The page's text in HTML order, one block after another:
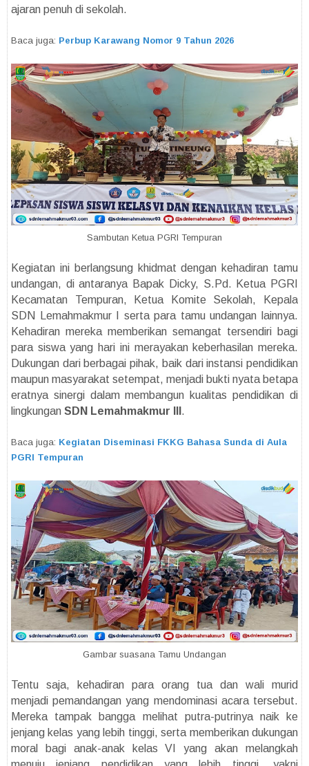
ajaran penuh di sekolah.
Baca juga: Perbup Karawang Nomor 9 Tahun 2026
Sambutan Ketua PGRI Tempuran
Kegiatan ini berlangsung khidmat dengan kehadiran tamu
undangan, di antaranya Bapak Dicky, S.Pd. Ketua PGRI
Kecamatan Tempuran, Ketua Komite Sekolah, Kepala
SDN Lemahmakmur I serta para tamu undangan lainnya.
Kehadiran mereka memberikan semangat tersendiri bagi
para siswa yang hari ini merayakan keberhasilan mereka.
Dukungan dari berbagai pihak, baik dari instansi pendidikan
maupun masyarakat setempat, menjadi bukti nyata betapa
eratnya sinergi dalam membangun kualitas pendidikan di
lingkungan SDN Lemahmakmur III .
Baca juga: Kegiatan Diseminasi FKKG Bahasa Sunda di Aula
PGRI Tempuran
Gambar suasana Tamu Undangan
Tentu saja, kehadiran para orang tua dan wali murid
menjadi pemandangan yang mendominasi acara tersebut.
Mereka tampak bangga melihat putra-putrinya naik ke
jenjang kelas yang lebih tinggi, serta memberikan dukungan
moral bagi anak-anak kelas VI yang akan melangkah